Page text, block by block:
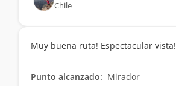
Chile
Muy buena ruta! Espectacular vista!
Punto alcanzado: Mirador